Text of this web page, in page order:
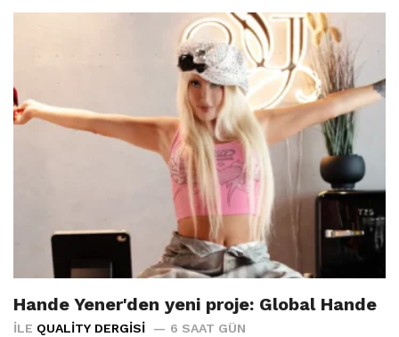
Hande Yener'den yeni proje: Global Hande
İLE QUALITY DERGISI 6 SAAT GÜN